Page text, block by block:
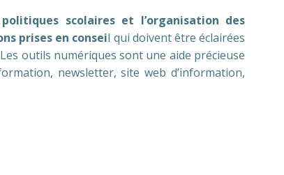
scolaires et l’organisation des
prises en conseil qui doivent être éclairées
outils numériques sont une aide précieuse
newsletter, site web d’information,